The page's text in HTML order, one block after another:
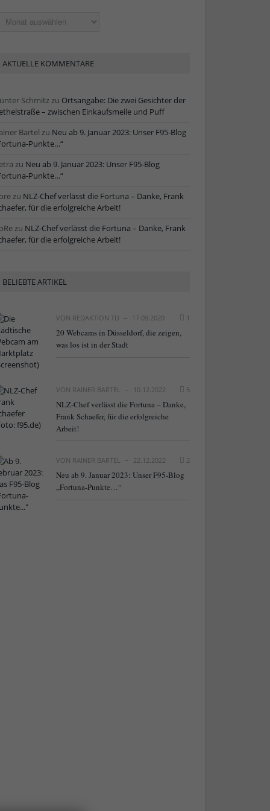
AKTUELLE KOMMENTARE
Schmitzzu Ortsangabe: Die zwei Gesichter der
– zwischen Einkaufsmeile und Puff
Bartel zu Neu ab 9. Januar 2023: Unser F95-Blog
Punkte…“
zu Neu ab 9. Januar 2023: Unser F95-Blog
Punkte…“
zu NLZ-Chef verlässt die Fortuna – Danke, Frank
für die erfolgreiche Arbeit!
zu NLZ-Chef verlässt die Fortuna – Danke, Frank
für die erfolgreiche Arbeit!
BELIEBTE ARTIKEL
VON REDAKTION TD 17.09.2020 1
20 Webcams in Düsseldorf, die zeigen,
was los ist in der Stadt
VON RAINER BARTEL 10.12.2022 5
NLZ-Chef verlässt die Fortuna – Danke,
Frank Schaefer, für die erfolgreiche
Arbeit!
VON RAINER BARTEL 22.12.2022 2
Neu ab 9. Januar 2023: Unser F95-Blog
„Fortuna-Punkte…“